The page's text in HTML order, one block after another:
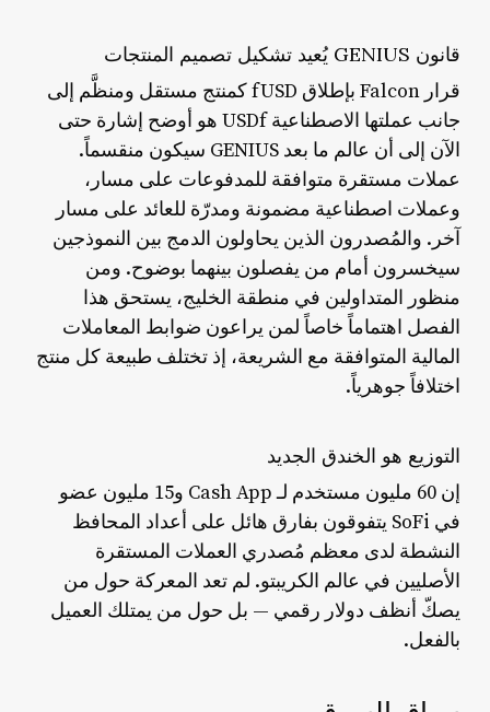
قانون GENIUS يُعيد تشكيل تصميم المنتجات
قرار Falcon بإطلاق fUSD كمنتج مستقل ومنظَّم إلى
جانب عملتها الاصطناعية USDf هو أوضح إشارة حتى
الآن إلى أن عالم ما بعد GENIUS سيكون منقسماً.
عملات مستقرة متوافقة للمدفوعات على مسار،
وعملات اصطناعية مضمونة ومدرّة للعائد على مسار
آخر. والمُصدرون الذين يحاولون الدمج بين النموذجين
سيخسرون أمام من يفصلون بينهما بوضوح. ومن
منظور المتداولين في منطقة الخليج، يستحق هذا
الفصل اهتماماً خاصاً لمن يراعون ضوابط المعاملات
المالية المتوافقة مع الشريعة، إذ تختلف طبيعة كل منتج
اختلافاً جوهرياً.
التوزيع هو الخندق الجديد
إن 60 مليون مستخدم لـ Cash App و15 مليون عضو
في SoFi يتفوقون بفارق هائل على أعداد المحافظ
النشطة لدى معظم مُصدري العملات المستقرة
الأصليين في عالم الكريبتو. لم تعد المعركة حول من
يصكّ أنظف دولار رقمي — بل حول من يمتلك العميل
بالفعل.